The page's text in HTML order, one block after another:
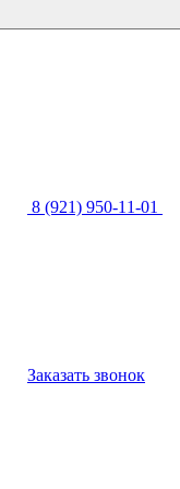
8 (921) 950-11-01
Заказать звонок